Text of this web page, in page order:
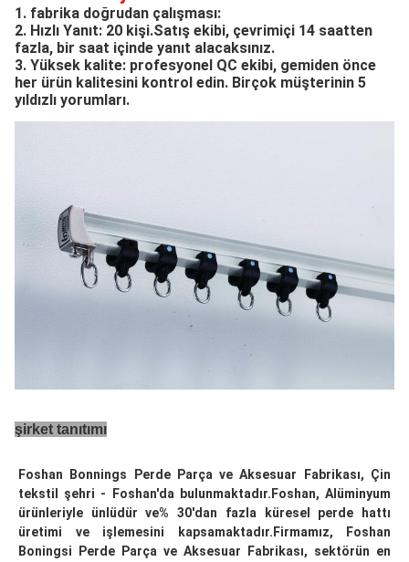
1. fabrika doğrudan çalışması:
2. Hızlı Yanıt: 20 kişi.Satış ekibi, çevrimiçi 14 saatten
fazla, bir saat içinde yanıt alacaksınız.
3. Yüksek kalite: profesyonel QC ekibi, gemiden önce
her ürün kalitesini kontrol edin. Birçok müşterinin 5
yıldızlı yorumları.
şirket tanıtımı
Foshan Bonnings Perde Parça ve Aksesuar Fabrikası, Çin
tekstil şehri - Foshan'da bulunmaktadır.Foshan, Alüminyum
ürünleriyle ünlüdür ve% 30'dan fazla küresel perde hattı
üretimi ve işlemesini kapsamaktadır.Firmamız, Foshan
Boningsi Perde Parça ve Aksesuar Fabrikası, sektörün en